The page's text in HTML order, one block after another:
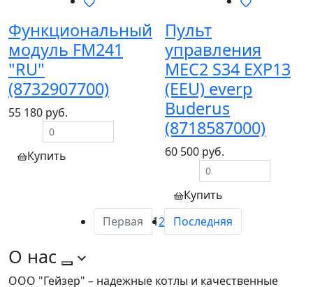
Функциональный
модуль FM241
"RU"
(8732907700)
55 180 руб.
Купить
Пульт
управления
MEC2 S34 EXP13
(EEU) everp
Buderus
(8718587000)
60 500 руб.
Купить
Первая
12 Последняя
О нас
ООО "Гейзер" – надежные котлы и качественные